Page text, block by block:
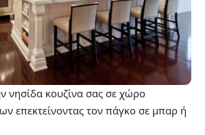
νησίδα κουζίνα σας σε χώρο
επεκτείνοντας τον πάγκο σε μπαρ ή